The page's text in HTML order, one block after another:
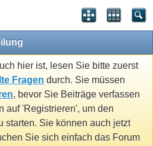
hier ist, lesen Sie bitte zuerst
Fragen durch. Sie müssen
, bevor Sie Beiträge verfassen
auf 'Registrieren', um den
starten. Sie können auch jetzt
Sie sich einfach das Forum